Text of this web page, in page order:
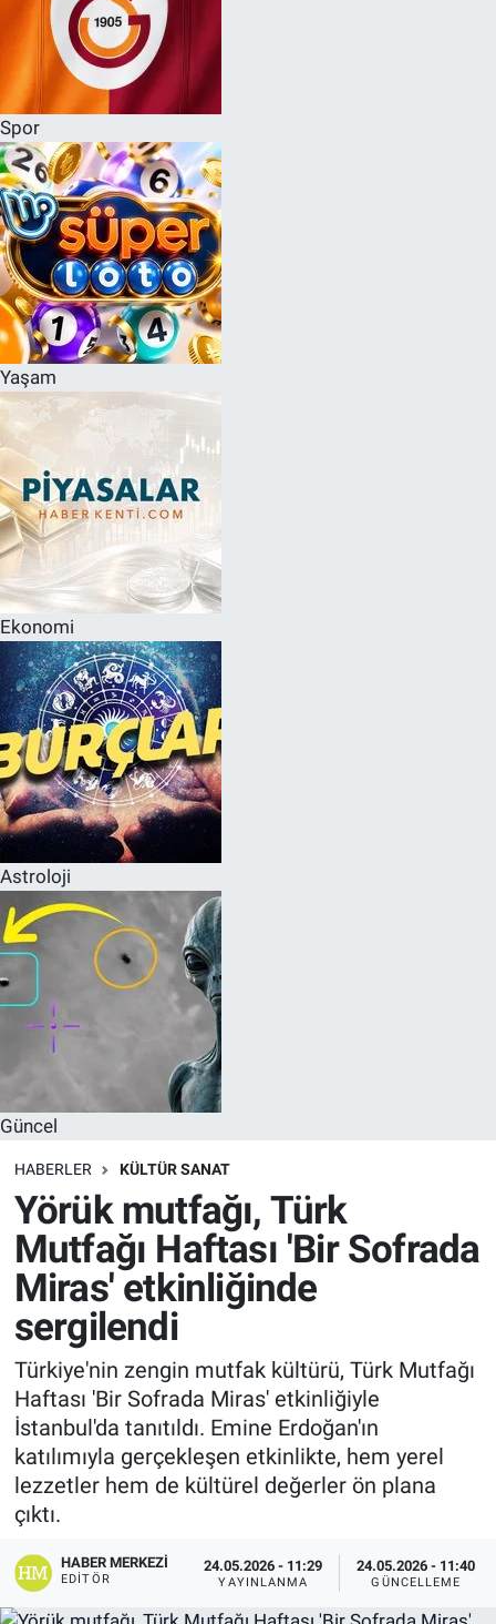
Spor
Yaşam
Ekonomi
Astroloji
Güncel
HABERLER KÜLTÜR SANAT
Yörük mutfağı, Türk
Mutfağı Haftası 'Bir Sofrada
Miras' etkinliğinde
sergilendi
Türkiye'nin zengin mutfak kültürü, Türk Mutfağı
Haftası 'Bir Sofrada Miras' etkinliğiyle
İstanbul'da tanıtıldı. Emine Erdoğan'ın
katılımıyla gerçekleşen etkinlikte, hem yerel
lezzetler hem de kültürel değerler ön plana
çıktı.
HABER MERKEZI
EDITÖR
24.05.2026 - 11:29
YAYINLANMA
24.05.2026 - 11:40
GÜNCELLEME